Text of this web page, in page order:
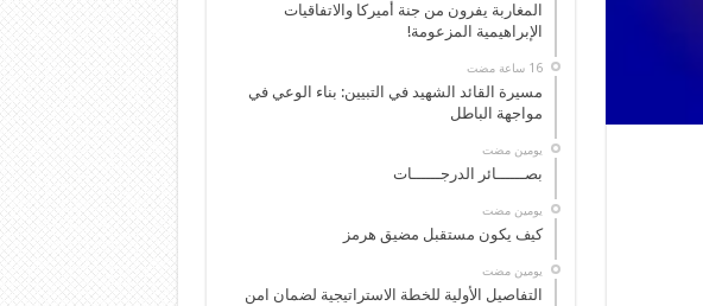
المغاربة يفرون من جنة أميركا والاتفاقيات
الإبراهيمية المزعومة!
‏16 ساعة مضت
مسيرة القائد الشهيد في التبيين: بناء الوعي في
مواجهة الباطل
‏يومين مضت
بصــــــائر الدرجــــــات
‏يومين مضت
كيف يكون مستقبل مضيق هرمز
‏يومين مضت
التفاصيل الأولية للخطة الاستراتيجية لضمان امن